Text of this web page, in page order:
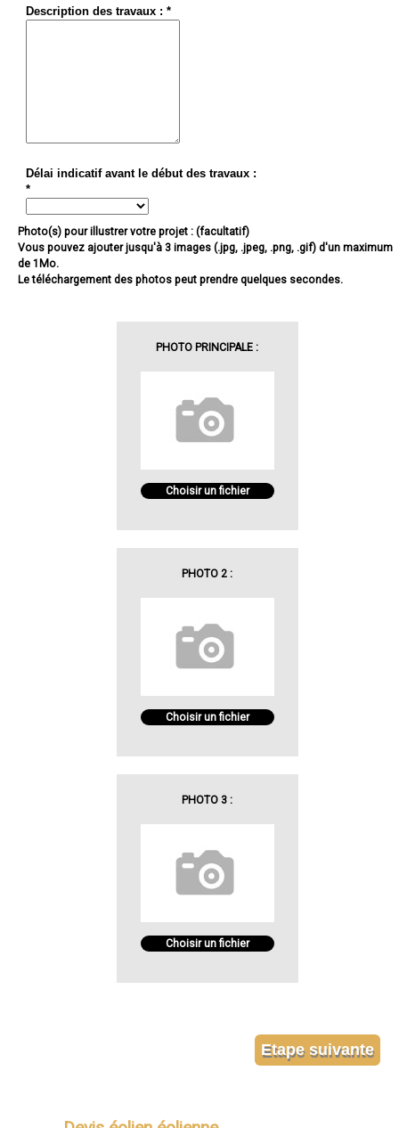
Description des travaux : *
Délai indicatif avant le début des travaux :
*
Photo(s) pour illustrer votre projet : (facultatif)
Vous pouvez ajouter jusqu'à 3 images (.jpg, .jpeg, .png, .gif) d'un maximum
de 1Mo.
Le téléchargement des photos peut prendre quelques secondes.
PHOTO PRINCIPALE :
Choisir un fichier
PHOTO 2 :
Choisir un fichier
PHOTO 3 :
Choisir un fichier